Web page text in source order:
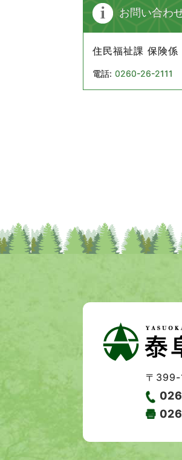
お問い合わ
住民福祉課 保険係
電話: 0260-26-2111
〒